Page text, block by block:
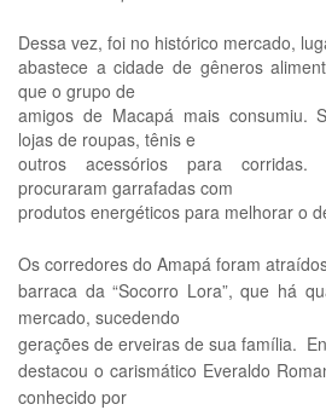
Dessa vez, foi no histórico mercado,
abastece a cidade de gêneros
que o grupo de
amigos de Macapá mais consumiu.
lojas de roupas, tênis e
outros acessórios para corridas.
procuraram garrafadas com
produtos energéticos para melhorar o
Os corredores do Amapá foram
barraca da “Socorro Lora”, que há
mercado, sucedendo
gerações de erveiras de sua família.
destacou o carismático Everaldo
conhecido por